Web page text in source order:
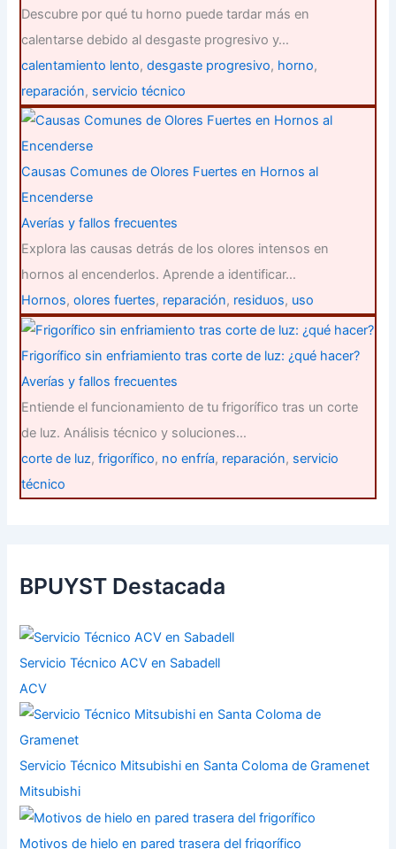
Descubre por qué tu horno puede tardar más en
calentarse debido al desgaste progresivo y…
calentamiento lento,desgaste progresivo, horno,
reparación, servicio técnico
Causas Comunes de Olores Fuertes en Hornos al
Encenderse
Averías y fallos frecuentes
Explora las causas detrás de los olores intensos en
hornos al encenderlos. Aprende a identificar…
Hornos,olores fuertes, reparación, residuos, uso
Frigorífico sin enfriamiento tras corte de luz: ¿qué hacer?
Averías y fallos frecuentes
Entiende el funcionamiento de tu frigorífico tras un corte
de luz. Análisis técnico y soluciones…
corte de luz,frigorífico, no enfría, reparación, servicio
técnico
BPUYST Destacada
Servicio Técnico ACV en Sabadell
ACV
Servicio Técnico Mitsubishi en Santa Coloma de Gramenet
Mitsubishi
Motivos de hielo en pared trasera del frigorífico